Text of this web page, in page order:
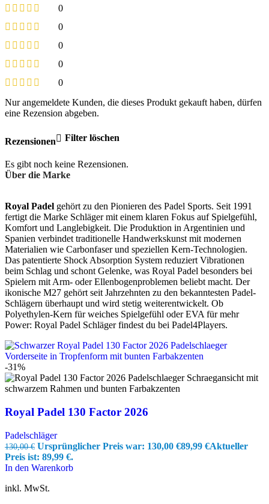
0
0
0
0
0
Rezensionen Filter löschen
Es gibt noch keine Rezensionen.
Nur angemeldete Kunden, die dieses Produkt gekauft haben, dürfen
eine Rezension abgeben.
Über die Marke
Royal Padel gehört zu den Pionieren des Padel Sports. Seit 1991
fertigt die Marke Schläger mit einem klaren Fokus auf Spielgefühl,
Komfort und Langlebigkeit. Die Produktion in Argentinien und
Spanien verbindet traditionelle Handwerkskunst mit modernen
Materialien wie Carbonfaser und speziellen Kern-Technologien.
Das patentierte Shock Absorption System reduziert Vibrationen
beim Schlag und schont Gelenke, was Royal Padel besonders bei
Spielern mit Arm- oder Ellenbogenproblemen beliebt macht. Der
ikonische M27 gehört seit Jahrzehnten zu den bekanntesten Padel-
Schlägern überhaupt und wird stetig weiterentwickelt. Ob
Polyethylen-Kern für weiches Spielgefühl oder EVA für mehr
Power: Royal Padel Schläger findest du bei Padel4Players.
-31%
Royal Padel 130 Factor 2026
Padelschläger
130,00€ Ursprünglicher Preis war: 130,00 €89,99 €Aktueller
Preis ist: 89,99 €.
In den Warenkorb
inkl. MwSt.